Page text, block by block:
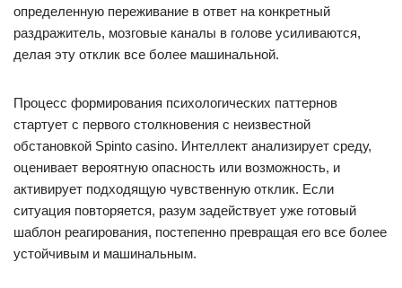
определенную переживание в ответ на конкретный
раздражитель, мозговые каналы в голове усиливаются,
делая эту отклик все более машинальной.
Процесс формирования психологических паттернов
стартует с первого столкновения с неизвестной
обстановкой Spinto casino. Интеллект анализирует среду,
оценивает вероятную опасность или возможность, и
активирует подходящую чувственную отклик. Если
ситуация повторяется, разум задействует уже готовый
шаблон реагирования, постепенно превращая его все более
устойчивым и машинальным.